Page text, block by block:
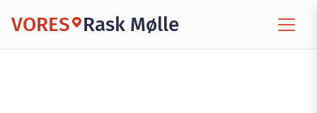
VORES Rask Mølle